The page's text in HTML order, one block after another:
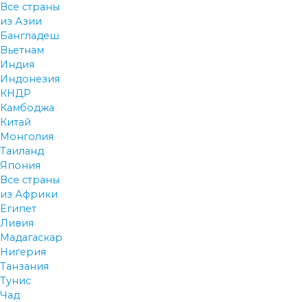
Все страны
из Азии
Бангладеш
Вьетнам
Индия
Индонезия
КНДР
Камбоджа
Китай
Монголия
Таиланд
Япония
Все страны
из Африки
Египет
Ливия
Мадагаскар
Нигерия
Танзания
Тунис
Чад